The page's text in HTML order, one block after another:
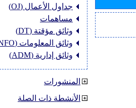
جداول الأعمال (OJ)
مساهمات
وثائق مؤقتة (DT)
وثائق المعلومات (INFO)
وثائق إدارية (ADM)
المنشورات
الأنشطة ذات الصلة